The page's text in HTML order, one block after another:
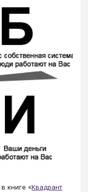
книге «Квадрант